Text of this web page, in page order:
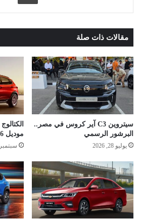
مقالات ذات صلة
سيتروين C3 آير كروس في مصر..
البرشور الرسمي
يوليو 28, 2026
موديل 2026
سبتمبر 1, 2025